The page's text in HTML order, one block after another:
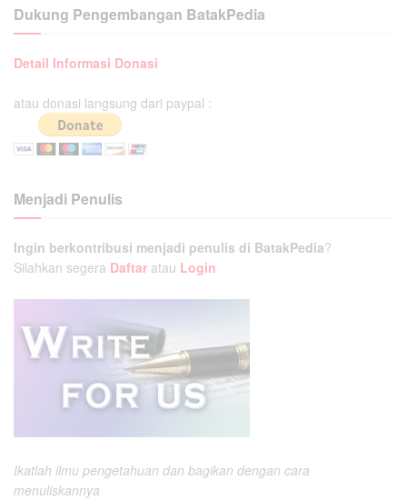
Dukung Pengembangan BatakPedia
Detail Informasi Donasi
atau donasi langsung dari paypal :
Menjadi Penulis
Ingin berkontribusi menjadi penulis di BatakPedia?
Silahkan segera Daftar atau Login
Ikatlah ilmu pengetahuan dan bagikan dengan cara
menuliskannya